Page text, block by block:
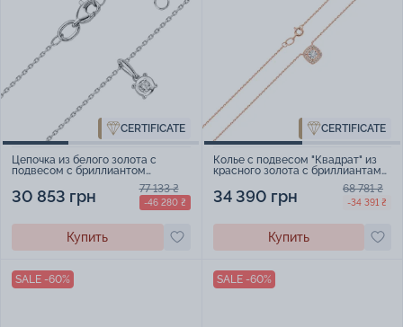
CERTIFICATE
Цепочка из белого золота с
подвесом с бриллиантом
якорное плетение - 457747
30 853 грн 77 133 ₴
-46 280 ₴
Купить
CERTIFICATE
Колье с подвесом "Квадрат" из
красного золота с бриллиантами
плетение якорь - 2250970
34 390 грн 68 781 ₴
-34 391 ₴
Купить
SALE -60% SALE -60%